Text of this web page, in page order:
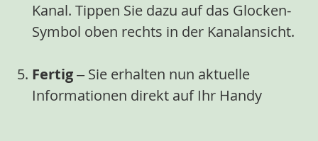
Kanal. Tippen Sie dazu auf das Glocken-
Symbol oben rechts in der Kanalansicht.
Fertig– Sie erhalten nun aktuelle
Informationen direkt auf Ihr Handy